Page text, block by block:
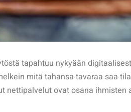
tapahtuu nykyään
mitä tahansa tavaraa saa
nettipalvelut ovat osana ihmisten